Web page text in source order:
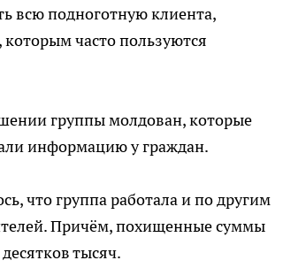
всю подноготную клиента,
часто пользуются
группы молдован, которые
информацию у граждан.
что группа работала и по другим
Причём, похищенные суммы
тысяч.